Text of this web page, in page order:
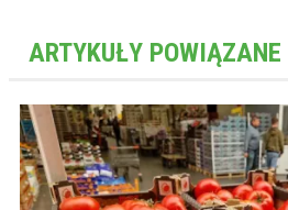
ARTYKUŁY POWIĄZANE